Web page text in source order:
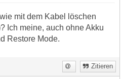
mit dem Kabel löschen
Ich meine, auch ohne Akku
Restore Mode.
Zitieren